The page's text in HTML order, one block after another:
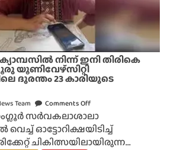
ക്യാമ്പസിൽ നിന്ന് ഇനി തിരികെ
യൂണിവേഴ്സിറ്റി
ദുരന്തം 23 കാരിയുടെ
Team Comments Off
n
പ
ഠി
സർവകലാശാലാ
ഓട്ടോറിക്ഷയിടിച്ച്
ചികിത്സയിലായിരുന്ന...